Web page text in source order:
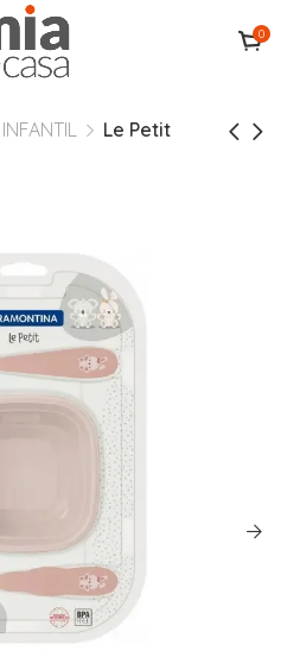
0
INFANTIL
Le Petit